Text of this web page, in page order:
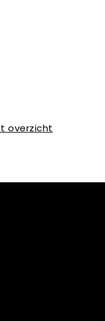
overzicht